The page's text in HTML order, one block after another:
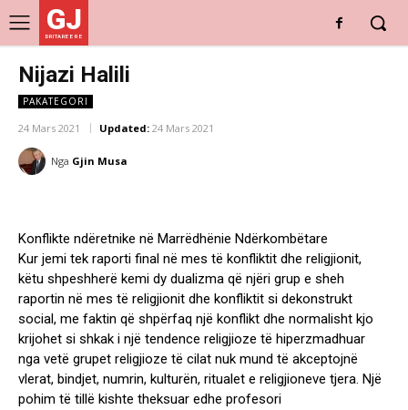
GJ
DRITARE E RE
Nijazi Halili
PAKATEGORI
24 Mars 2021 Updated: 24 Mars 2021
Nga Gjin Musa
Konflikte ndëretnike në Marrëdhënie Ndërkombëtare
Kur jemi tek raporti final në mes të konfliktit dhe religjionit,
këtu shpeshherë kemi dy dualizma që njëri grup e sheh
raportin në mes të religjionit dhe konfliktit si dekonstrukt
social, me faktin që shpërfaq një konflikt dhe normalisht kjo
krijohet si shkak i një tendence religjioze të hiperzmadhuar
nga vetë grupet religjioze të cilat nuk mund të akceptojnë
vlerat, bindjet, numrin, kulturën, ritualet e religjioneve tjera. Një
pohim të tillë kishte theksuar edhe profesori